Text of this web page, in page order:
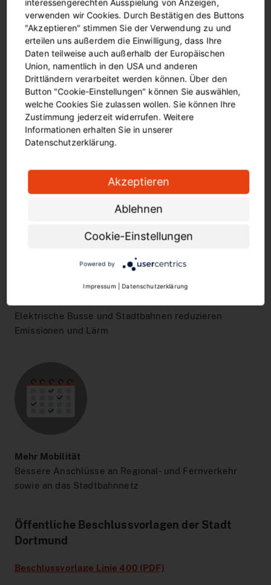
Mehr Takt. Mehr Komfort. Mehr Zukunft.
Mehr Flexibilität
Verbindungen
Elektrische Busse und Stadtbahnen reduzieren
Emissionen und Lärm
Mehr Mobilität
Bessere Anschlüsse an Regional- und Fernverkehr
sowie an das Stadtbahnnetz
Öffentliche Beschlussvorlagen der Stadt
Dortmund
Beschlussvorlage Linie 400 (PDF)
verwenden wir Cookies. Durch Bestätigen des Buttons
"Akzeptieren" stimmen Sie der Verwendung zu und
erteilen uns außerdem die Einwilligung, dass Ihre
Daten teilweise auch außerhalb der Europäischen
Union, namentlich in den USA und anderen
Drittländern verarbeitet werden können. Über den
Button "Cookie-Einstellungen" können Sie auswählen,
welche Cookies Sie zulassen wollen. Sie können Ihre
Zustimmung jederzeit widerrufen. Weitere
Informationen erhalten Sie in unserer
Datenschutzerklärung.
Akzeptieren
Ablehnen
Cookie-Einstellungen
Powered by
Impressum Datenschutzerklärung